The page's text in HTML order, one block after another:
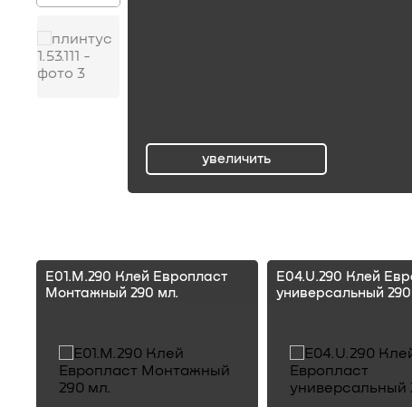
увеличить
E01.M.290 Клей Европласт
Монтажный 290 мл.
E04.U.290 Клей
универсальный